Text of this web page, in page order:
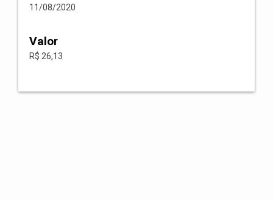
11/08/2020
Valor
R$ 26,13